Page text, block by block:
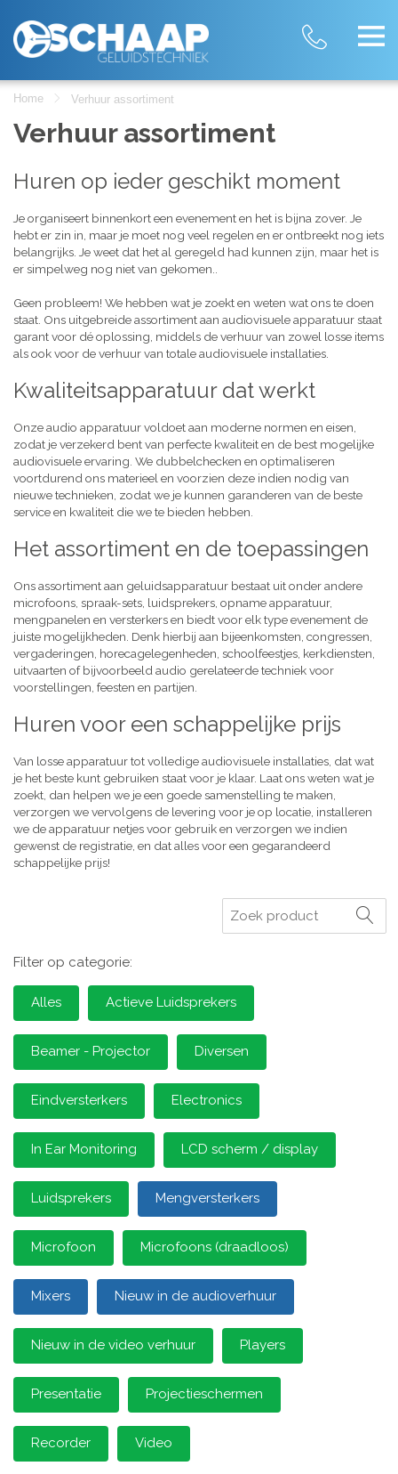
Home Verhuur assortiment
Verhuur assortiment
Huren op ieder geschikt moment
Je organiseert binnenkort een evenement en het is bijna zover. Je
hebt er zin in, maar je moet nog veel regelen en er ontbreekt nog iets
belangrijks. Je weet dat het al geregeld had kunnen zijn, maar het is
er simpelweg nog niet van gekomen..
Geen probleem! We hebben wat je zoekt en weten wat ons te doen
staat. Ons uitgebreide assortiment aan audiovisuele apparatuur staat
garant voor dé oplossing, middels de verhuur van zowel losse items
als ook voor de verhuur van totale audiovisuele installaties.
Kwaliteitsapparatuur dat werkt
Onze audio apparatuur voldoet aan moderne normen en eisen,
zodat je verzekerd bent van perfecte kwaliteit en de best mogelijke
audiovisuele ervaring. We dubbelchecken en optimaliseren
voortdurend ons materieel en voorzien deze indien nodig van
nieuwe technieken, zodat we je kunnen garanderen van de beste
service en kwaliteit die we te bieden hebben.
Het assortiment en de toepassingen
Ons assortiment aan geluidsapparatuur bestaat uit onder andere
microfoons, spraak-sets, luidsprekers, opname apparatuur,
mengpanelen en versterkers en biedt voor elk type evenement de
juiste mogelijkheden. Denk hierbij aan bijeenkomsten, congressen,
vergaderingen, horecagelegenheden, schoolfeestjes, kerkdiensten,
uitvaarten of bijvoorbeeld audio gerelateerde techniek voor
voorstellingen, feesten en partijen.
Huren voor een schappelijke prijs
Van losse apparatuur tot volledige audiovisuele installaties, dat wat
je het beste kunt gebruiken staat voor je klaar. Laat ons weten wat je
zoekt, dan helpen we je een goede samenstelling te maken,
verzorgen we vervolgens de levering voor je op locatie, installeren
we de apparatuur netjes voor gebruik en verzorgen we indien
gewenst de registratie, en dat alles voor een gegarandeerd
schappelijke prijs!
Zoeken
Filter op categorie:
Alles Actieve Luidsprekers
Beamer - Projector Diversen
Eindversterkers Electronics
In Ear Monitoring LCD scherm / display
Luidsprekers Mengversterkers
Microfoon Microfoons (draadloos)
Mixers Nieuw in de audioverhuur
Nieuw in de video verhuur Players
Presentatie Projectieschermen
Recorder Video